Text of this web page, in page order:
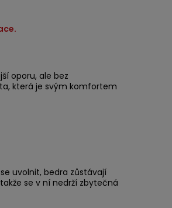
oporu, ale bez
která je svým komfortem
uvolnit, bedra zůstávají
se v ní nedrží zbytečná